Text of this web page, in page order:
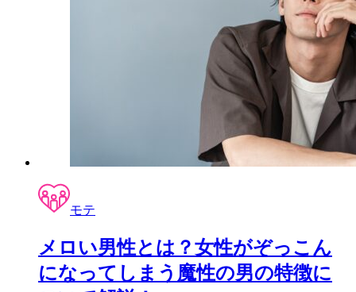
モテ
メロい男性とは？女性がぞっこん
になってしまう魔性の男の特徴に